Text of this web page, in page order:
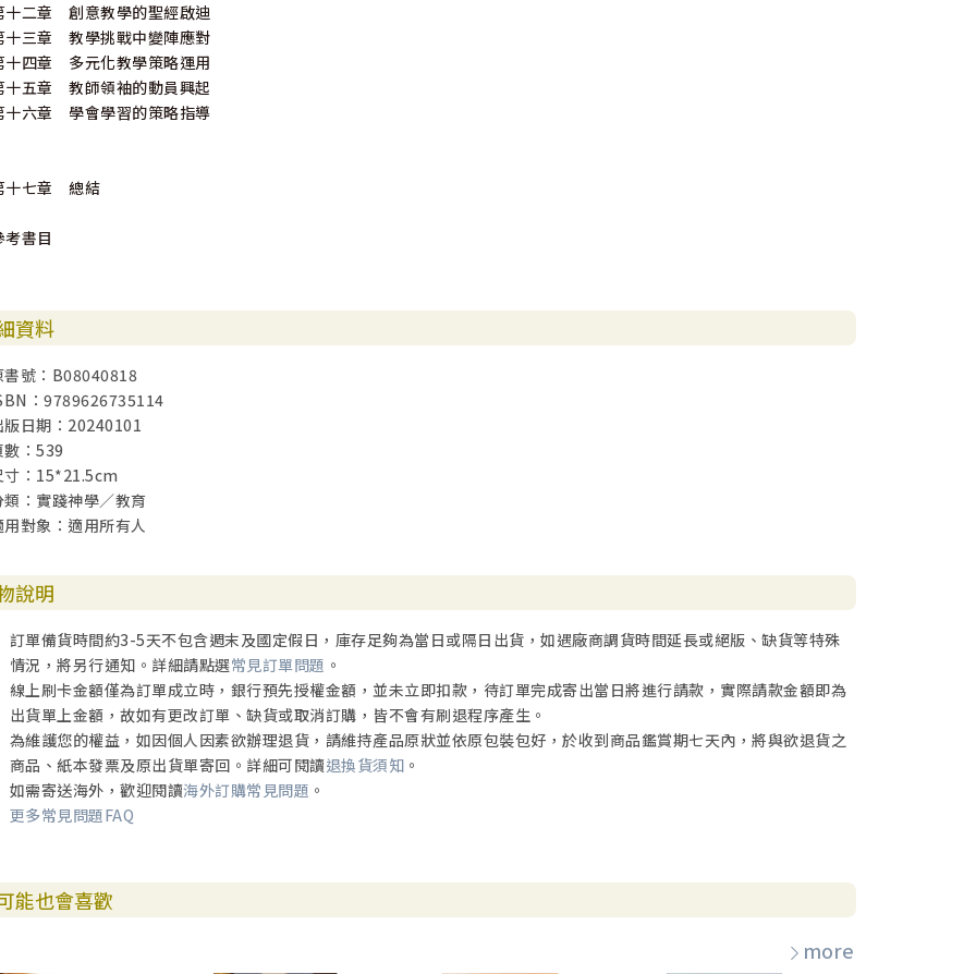
十二章 創意教學的聖經啟迪
十三章 教學挑戰中變陣應對
十四章 多元化教學策略運用
十五章 教師領袖的動員興起
十六章 學會學習的策略指導
十七章 總結
考書目
資料
書號：B08040818
：9789626735114
版日期：20240101
數：539
寸：15*21.5cm
類：實踐神學／教育
用對象：適用所有人
說明
訂單備貨時間約3-5天不包含週末及國定假日，庫存足夠為當日或隔日出貨，如遇廠商調貨時間延長或絕版、缺貨等特殊
情況，將另行通知。詳細請點選常見訂單問題 。
線上刷卡金額僅為訂單成立時，銀行預先授權金額，並未立即扣款，待訂單完成寄出當日將進行請款，實際請款金額即為
出貨單上金額，故如有更改訂單、缺貨或取消訂購，皆不會有刷退程序產生。
為維護您的權益，如因個人因素欲辦理退貨，請維持產品原狀並依原包裝包好，於收到商品鑑賞期七天內，將與欲退貨之
商品、紙本發票及原出貨單寄回。詳細可閱讀退換貨須知 。
如需寄送海外，歡迎閱讀海外訂購常見問題 。
更多常見問題FAQ
能也會喜歡
more